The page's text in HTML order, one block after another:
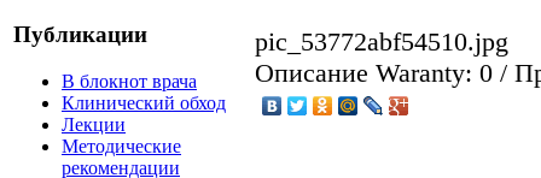
Публикации
В блокнот врача
Клинический обход
Лекции
Методические
рекомендации
pic_53772abf54510.jpg
Описание Waranty: 0 /